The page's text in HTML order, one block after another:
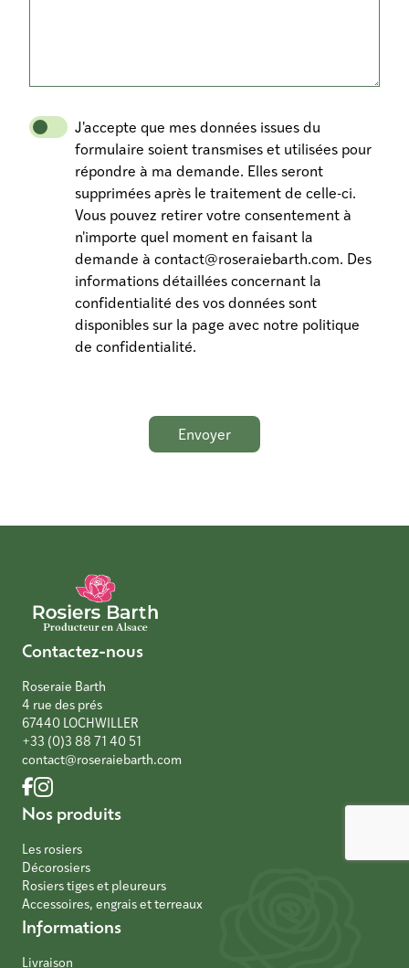
J'accepte que mes données issues du
formulaire soient transmises et utilisées pour
répondre à ma demande. Elles seront
supprimées après le traitement de celle-ci.
Vous pouvez retirer votre consentement à
n'importe quel moment en faisant la
demande à contact@roseraiebarth.com. Des
informations détaillées concernant la
confidentialité des vos données sont
disponibles sur la page avec notre politique
de confidentialité.
Contactez-nous
Roseraie Barth
4 rue des prés
67440 LOCHWILLER
+33 (0)3 88 71 40 51
contact@roseraiebarth.com
Nos produits
Les rosiers
Décorosiers
Rosiers tiges et pleureurs
Accessoires, engrais et terreaux
Informations
Livraison